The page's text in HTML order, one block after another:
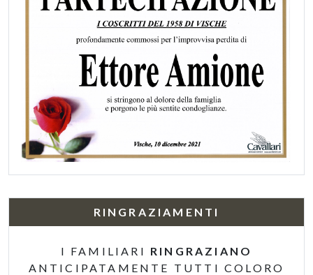
RINGRAZIAMENTI
I FAMILIARI RINGRAZIANO
ANTICIPATAMENTE TUTTI COLORO